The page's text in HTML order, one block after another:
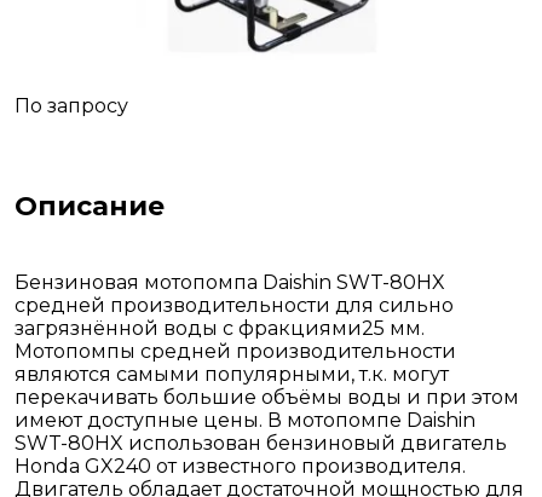
По запросу
Описание
Бензиновая мотопомпа Daishin SWT-80HX
средней производительности для сильно
загрязнённой воды с фракциями25 мм.
Мотопомпы средней производительности
являются самыми популярными, т.к. могут
перекачивать большие объёмы воды и при этом
имеют доступные цены. В мотопомпе Daishin
SWT-80HX использован бензиновый двигатель
Honda GX240 от известного производителя.
Двигатель обладает достаточной мощностью для